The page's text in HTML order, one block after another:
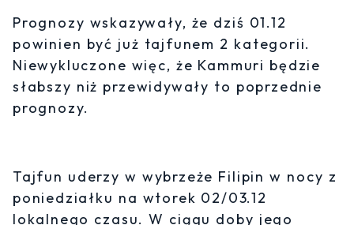
Prognozy wskazywały, że dziś 01.12
powinien być już tajfunem 2 kategorii.
Niewykluczone więc, że Kammuri będzie
słabszy niż przewidywały to poprzednie
prognozy.
Tajfun uderzy w wybrzeże Filipin w nocy z
poniedziałku na wtorek 02/03.12
lokalnego czasu. W ciągu doby jego